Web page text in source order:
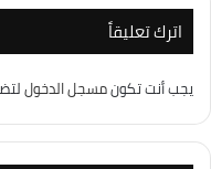
اترك تعليقاً
يجب أنت تكونمسجل الدخول